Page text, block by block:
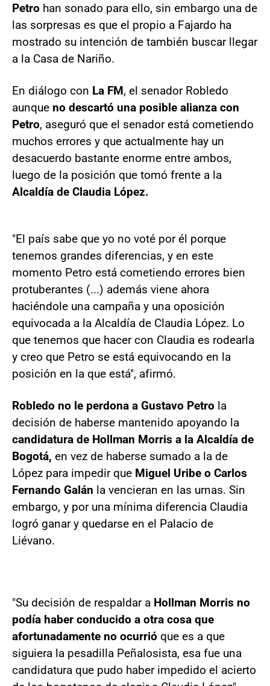
Petro han sonado para ello, sin embargo una de
las sorpresas es que el propio a Fajardo ha
mostrado su intención de también buscar llegar
a la Casa de Nariño.
En diálogo con La FM, el senador Robledo
aunque no descartó una posible alianza con
Petro, aseguró que el senador está cometiendo
muchos errores y que actualmente hay un
desacuerdo bastante enorme entre ambos,
luego de la posición que tomó frente a la
Alcaldía de Claudia López.
"El país sabe que yo no voté por él porque
tenemos grandes diferencias, y en este
momento Petro está cometiendo errores bien
protuberantes (...) además viene ahora
haciéndole una campaña y una oposición
equivocada a la Alcaldía de Claudia López. Lo
que tenemos que hacer con Claudia es rodearla
y creo que Petro se está equivocando en la
posición en la que está", afirmó.
Robledo no le perdona a Gustavo Petro la
decisión de haberse mantenido apoyando la
candidatura de Hollman Morris a la Alcaldía de
Bogotá, en vez de haberse sumado a la de
López para impedir que Miguel Uribe o Carlos
Fernando Galán la vencieran en las urnas. Sin
embargo, y por una mínima diferencia Claudia
logró ganar y quedarse en el Palacio de
Liévano.
"Su decisión de respaldar a Hollman Morris no
podía haber conducido a otra cosa que
afortunadamente no ocurrió que es a que
siguiera la pesadilla Peñalosista, esa fue una
candidatura que pudo haber impedido el acierto